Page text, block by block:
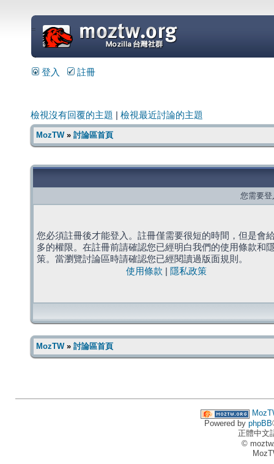
=
登入 註冊
檢視沒有回覆的主題 檢視最近討論的主題
MozTW» 討論區首頁
您需要
您必須註冊後才能登入。註冊僅需要很短的時間，但是會
多的權限。在註冊前請確認您已經明白我們的使用條款和
策。當瀏覽討論區時請確認您已經閱讀過版面規則。
使用條款
隱私政策
MozTW» 討論區首頁
Powered by phpBB
正體中文
©